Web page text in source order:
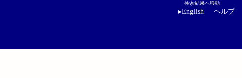
検索結果へ移動
▸English ヘルプ